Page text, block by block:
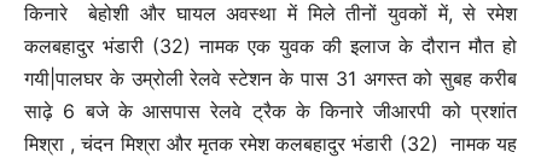
किनारे बेहोशी और घायल अवस्था में मिले तीनों युवकों में, से रमेश
कलबहादुर भंडारी (32) नामक एक युवक की इलाज के दौरान मौत हो
गयी|पालघर के उम्रोली रेलवे स्टेशन के पास 31 अगस्त को सुबह करीब
साढ़े 6 बजे के आसपास रेलवे ट्रैक के किनारे जीआरपी को प्रशांत
मिश्रा , चंदन मिश्रा और मृतक रमेश कलबहादुर भंडारी (32) नामक यह